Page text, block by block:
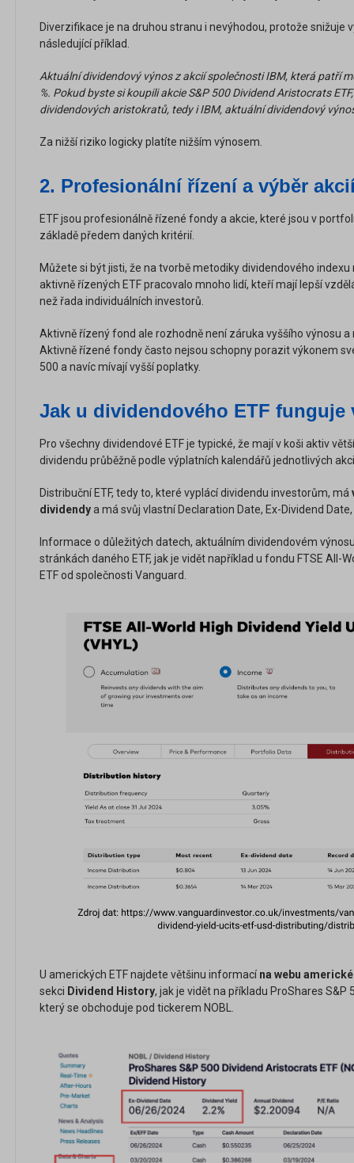
Diverzifikace je na druhou stranu i nevýhodou, protože snižuje
následující příklad.
Aktuální dividendový výnos z akcií společnosti IBM, která patří
%. Pokud byste si koupili akcie S&P 500 Dividend Aristocrats
dividendových aristokratů, tedy i IBM, aktuální dividendový
Za nižší riziko logicky platíte nižším výnosem.
2. Profesionální řízení a výběr
ETF jsou profesionálně řízené fondy a akcie, které jsou v
základě předem daných kritérií.
Můžete si být jisti, že na tvorbě metodiky dividendového
aktivně řízených ETF pracovalo mnoho lidí, kteří mají lepší
než řada individuálních investorů.
Aktivně řízený fond ale rozhodně není záruka vyššího výnosu
Aktivně řízené fondy často nejsou schopny porazit výkonem
500 a navíc mívají vyšší poplatky.
Jak u dividendového ETF funguje
Pro všechny dividendové ETF je typické, že mají v koši aktiv
dividendu průběžně podle výplatních kalendářů jednotlivých
Distribuční ETF, tedy to, které vyplácí dividendu investorům, má
dividendya má svůj vlastní Declaration Date, Ex-Dividend
Informace o důležitých datech, aktuálním dividendovém
stránkách daného ETF, jak je vidět například u fondu FTSE All-
ETF od společnosti Vanguard.
U amerických ETF najdete většinu informacína webu
sekci Dividend History, jak je vidět na příkladu ProShares S&P
který se obchoduje pod tickerem NOBL.